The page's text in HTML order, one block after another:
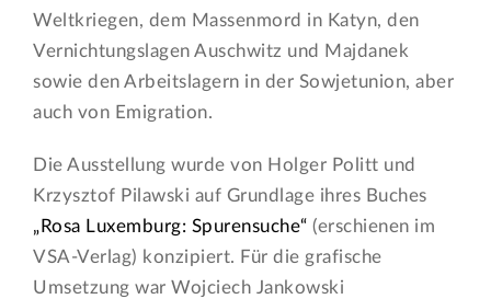
Weltkriegen, dem Massenmord in Katyn, den
Vernichtungslagen Auschwitz und Majdanek
sowie den Arbeitslagern in der Sowjetunion, aber
auch von Emigration.
Die Ausstellung wurde von Holger Politt und
Krzysztof Pilawski auf Grundlage ihres Buches
„Rosa Luxemburg: Spurensuche“ (erschienen im
VSA-Verlag) konzipiert. Für die grafische
Umsetzung war Wojciech Jankowski